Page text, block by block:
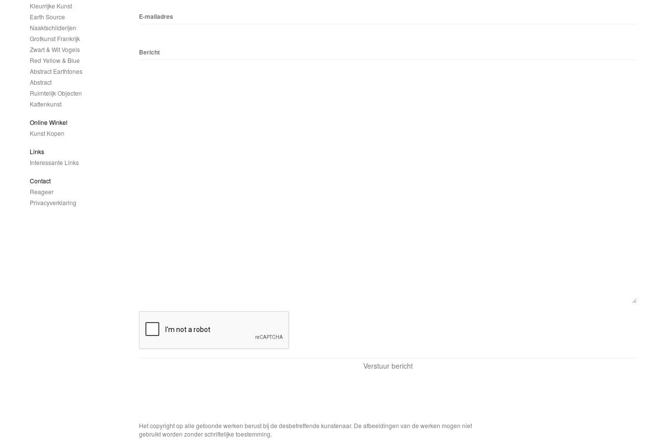
E-mailadres
Bericht
Kleurrijke Kunst
Earth Source
Naaktschilderijen
Grotkunst Frankrijk
Zwart & Wit Vogels
Red Yellow & Blue
Abstract Earthtones
Abstract
Ruimtelijk Objecten
Kattenkunst
Online Winkel
Kunst Kopen
Links
Interessante Links
Contact
Reageer
Privacyverklaring
Het copyright op alle getoonde werken berust bij de desbetreffende kunstenaar. De afbeeldingen van de werken mogen niet
gebruikt worden zonder schriftelijke toestemming.